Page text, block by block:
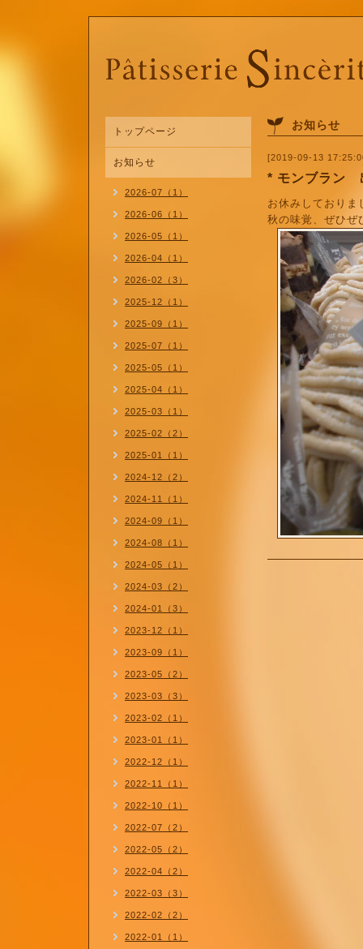
お知らせ
[2019-09-13
* モンブラン
お休みしておりま
秋の味覚、ぜひぜ
トップページ
お知らせ
2026-07（1）
2026-06（1）
2026-05（1）
2026-04（1）
2026-02（3）
2025-12（1）
2025-09（1）
2025-07（1）
2025-05（1）
2025-04（1）
2025-03（1）
2025-02（2）
2025-01（1）
2024-12（2）
2024-11（1）
2024-09（1）
2024-08（1）
2024-05（1）
2024-03（2）
2024-01（3）
2023-12（1）
2023-09（1）
2023-05（2）
2023-03（3）
2023-02（1）
2023-01（1）
2022-12（1）
2022-11（1）
2022-10（1）
2022-07（2）
2022-05（2）
2022-04（2）
2022-03（3）
2022-02（2）
2022-01（1）